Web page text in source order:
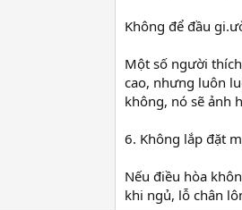
Không để đầu
Một số người
cao, nhưng luôn
không, nó sẽ ảnh
6. Không lắp đặt
Nếu điều hòa
khi ngủ, lỗ chân